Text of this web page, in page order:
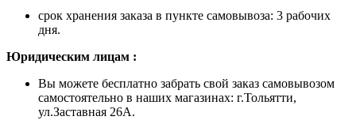
срок хранения заказа в пункте самовывоза: 3 рабочих
дня.
Юридическим лицам :
Вы можете бесплатно забрать свой заказ самовывозом
самостоятельно в наших магазинах: г.Тольятти,
ул.Заставная 26А.